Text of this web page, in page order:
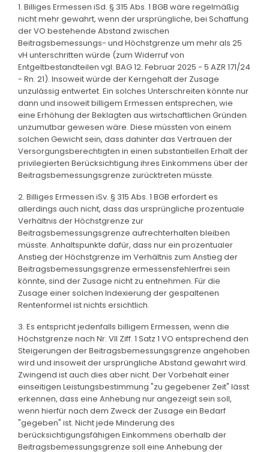
1. Billiges Ermessen iSd. § 315 Abs. 1 BGB wäre regelmäßig
nicht mehr gewahrt, wenn der ursprüngliche, bei Schaffung
der VO bestehende Abstand zwischen
Beitragsbemessungs- und Höchstgrenze um mehr als 25
vH unterschritten würde (zum Widerruf von
Entgeltbestandteilen vgl. BAG 12. Februar 2025 - 5 AZR 171/24
- Rn. 21). Insoweit würde der Kerngehalt der Zusage
unzulässig entwertet. Ein solches Unterschreiten könnte nur
dann und insoweit billigem Ermessen entsprechen, wie
eine Erhöhung der Beklagten aus wirtschaftlichen Gründen
unzumutbar gewesen wäre. Diese müssten von einem
solchen Gewicht sein, dass dahinter das Vertrauen der
Versorgungsberechtigten in einen substantiellen Erhalt der
privilegierten Berücksichtigung ihres Einkommens über der
Beitragsbemessungsgrenze zurücktreten müsste.
2. Billiges Ermessen iSv. § 315 Abs. 1 BGB erfordert es
allerdings auch nicht, dass das ursprüngliche prozentuale
Verhältnis der Höchstgrenze zur
Beitragsbemessungsgrenze aufrechterhalten bleiben
müsste. Anhaltspunkte dafür, dass nur ein prozentualer
Anstieg der Höchstgrenze im Verhältnis zum Anstieg der
Beitragsbemessungsgrenze ermessensfehlerfrei sein
könnte, sind der Zusage nicht zu entnehmen. Für die
Zusage einer solchen Indexierung der gespaltenen
Rentenformel ist nichts ersichtlich.
3. Es entspricht jedenfalls billigem Ermessen, wenn die
Höchstgrenze nach Nr. VII Ziff. 1 Satz 1 VO entsprechend den
Steigerungen der Beitragsbemessungsgrenze angehoben
wird und insoweit der ursprüngliche Abstand gewahrt wird.
Zwingend ist auch dies aber nicht. Der Vorbehalt einer
einseitigen Leistungsbestimmung "zu gegebener Zeit" lässt
erkennen, dass eine Anhebung nur angezeigt sein soll,
wenn hierfür nach dem Zweck der Zusage ein Bedarf
"gegeben" ist. Nicht jede Minderung des
berücksichtigungsfähigen Einkommens oberhalb der
Beitragsbemessungsgrenze soll eine Anhebung der